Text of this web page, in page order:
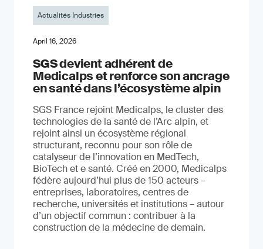
Actualités Industries
April 16, 2026
SGS devient adhérent de
Medicalps et renforce son ancrage
en santé dans l’écosystème alpin
SGS France rejoint Medicalps, le cluster des
technologies de la santé de l’Arc alpin, et
rejoint ainsi un écosystème régional
structurant, reconnu pour son rôle de
catalyseur de l’innovation en MedTech,
BioTech et e santé. Créé en 2000, Medicalps
fédère aujourd’hui plus de 150 acteurs –
entreprises, laboratoires, centres de
recherche, universités et institutions – autour
d’un objectif commun : contribuer à la
construction de la médecine de demain.